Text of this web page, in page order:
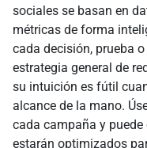
sociales se basan en
métricas de forma
cada decisión, prueba
estrategia general de
su intuición es fútil
alcance de la mano.
cada campaña y
estarán optimizados